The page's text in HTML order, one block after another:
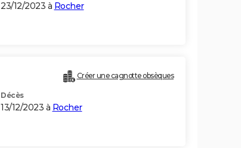
23/12/2023 à Rocher
Créer une cagnotte obsèques
Décès
13/12/2023 à Rocher